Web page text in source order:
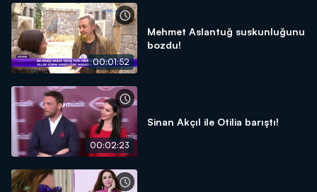
00:01:52
Mehmet Aslantuğ suskunluğunu
bozdu!
00:02:23
Sinan Akçıl ile Otilia barıştı!